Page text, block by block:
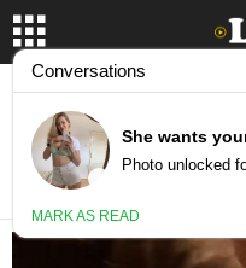
و جذاب در